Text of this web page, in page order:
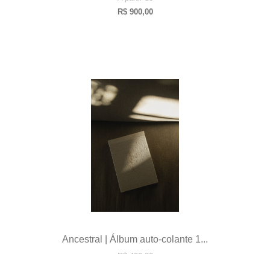
R$ 900,00
Ancestral | Álbum auto-colante 1...